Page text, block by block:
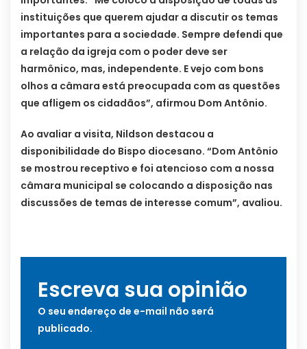
instituições que querem ajudar a discutir os temas
importantes para a sociedade. Sempre defendi que
a relação da igreja com o poder deve ser
harmônico, mas, independente. E vejo com bons
olhos a câmara está preocupada com as questões
que afligem os cidadãos”, afirmou Dom Antônio.
Ao avaliar a visita, Nildson destacou a
disponibilidade do Bispo diocesano. “Dom Antônio
se mostrou receptivo e foi atencioso com a nossa
câmara municipal se colocando a disposição nas
discussões de temas de interesse comum”, avaliou.
Escreva sua opinião
O seu endereço de e-mail não será
publicado.